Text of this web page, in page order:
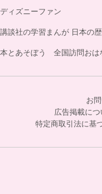
ディズニーファン
講談社の学習まんが 日本の
本とあそぼう 全国訪問おは
お
広告掲載につ
特定商取引法に基